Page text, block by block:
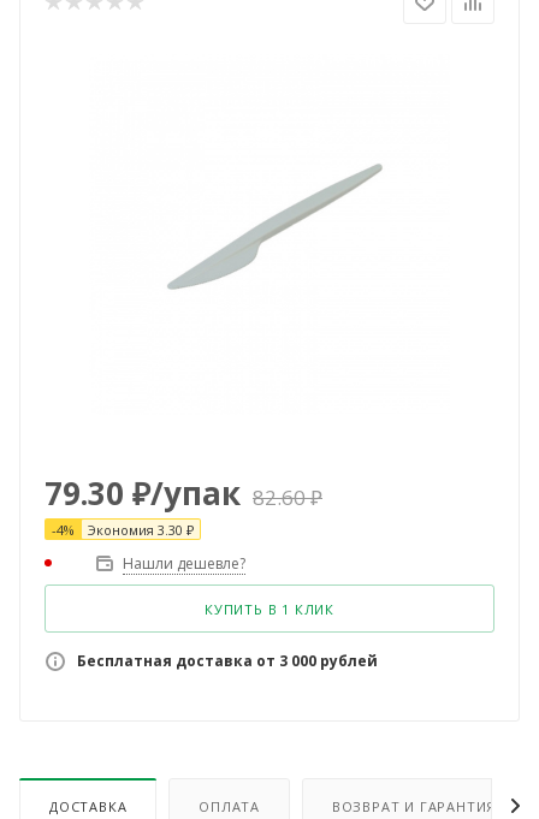
79.30 ₽/упак 82.60₽
-4% Экономия 3.30 ₽
Нашли дешевле?
КУПИТЬ В 1 КЛИК
Бесплатная доставка от 3 000 рублей
ДОСТАВКА ОПЛАТА ВОЗВРАТ И ГАРАНТИЯ